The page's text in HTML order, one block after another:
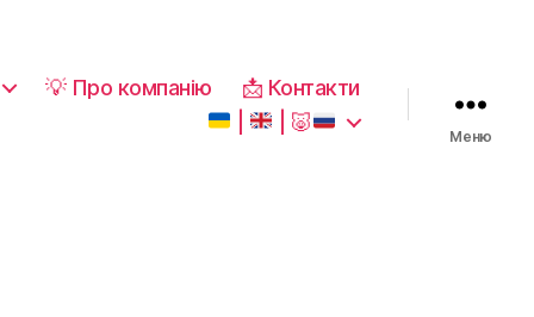
💡 Про компанію
📩 Контакти
🐷
Меню